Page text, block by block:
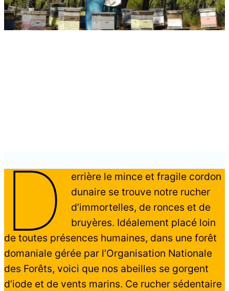
D
errière le mince et fragile cordon
dunaire se trouve notre rucher
d’immortelles, de ronces et de
bruyères. Idéalement placé loin
de toutes présences humaines, dans une forêt
domaniale gérée par l’Organisation Nationale
des Forêts, voici que nos abeilles se gorgent
d’iode et de vents marins. Ce rucher sédentaire